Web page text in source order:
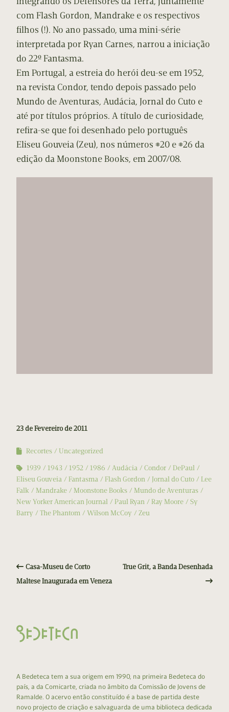
com Flash Gordon, Mandrake e os respectivos
filhos (!). No ano passado, uma mini-série
interpretada por Ryan Carnes, narrou a iniciação
do 22º Fantasma.
Em Portugal, a estreia do herói deu-se em 1952,
na revista Condor, tendo depois passado pelo
Mundo de Aventuras, Audácia, Jornal do Cuto e
até por títulos próprios. A título de curiosidade,
refira-se que foi desenhado pelo português
Eliseu Gouveia (Zeu), nos números #20 e #26 da
edição da Moonstone Books, em 2007/08.
23 de Fevereiro de 2011
Recortes
Uncategorized
1939
1943 1952 1986 Audácia Condor
DePaul
Eliseu Gouveia
Fantasma Flash Gordon Jornal do Cuto
Lee
Falk
Mandrake Moonstone Books
Mundo de Aventuras
New Yorker American Journal
Paul Ryan Ray Moore
Sy
Barry
The Phantom Wilson McCoy Zeu
Casa-Museu de Corto
Maltese Inaugurada em Veneza
True Grit, a Banda Desenhada
A Bedeteca tem a sua origem em 1990, na primeira Bedeteca do
país, a da Comicarte, criada no âmbito da Comissão de Jovens de
Ramalde. O acervo então constituído é a base de partida deste
novo projecto de criação e salvaguarda de uma biblioteca dedicada